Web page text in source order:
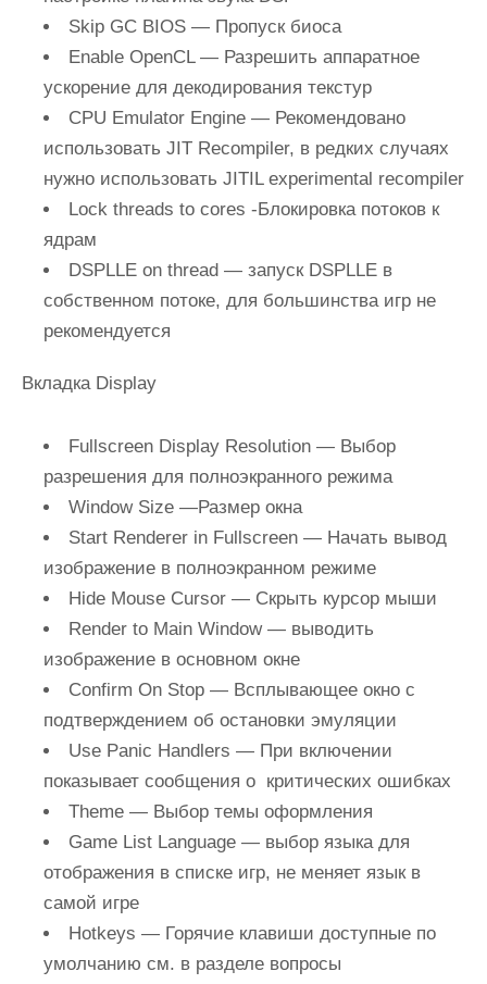
Skip GC BIOS — Пропуск биоса
Enable OpenCL— Разрешить аппаратное
ускорение для декодирования текстур
CPU Emulator Engine — Рекомендовано
использовать JIT Recompiler, в редких случаях
нужно использовать JITIL experimental recompiler
Lock threads to cores -Блокировка потоков к
ядрам
DSPLLE on thread — запуск DSPLLE в
собственном потоке, для большинства игр не
рекомендуется
Вкладка Display
Fullscreen Display Resolution — Выбор
разрешения для полноэкранного режима
Window Size —Размер окна
Start Renderer in Fullscreen — Начать вывод
изображение в полноэкранном режиме
Hide Mouse Cursor — Скрыть курсор мыши
Render to Main Window— выводить
изображение в основном окне
Confirm On Stop — Всплывающее окно с
подтверждением об остановки эмуляции
Use Panic Handlers — При включении
показывает сообщения о критических ошибках
Theme — Выбор темы оформления
Game List Language — выбор языка для
отображения в списке игр, не меняет язык в
самой игре
Hotkeys — Горячие клавиши доступные по
умолчанию см. в разделе вопросы